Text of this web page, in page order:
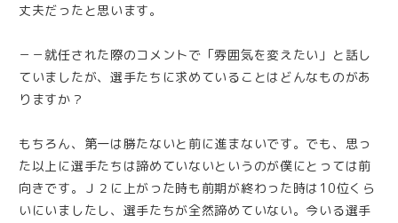
丈夫だったと思います。
－－就任された際のコメントで「雰囲気を変えたい」と話し
ていましたが、選手たちに求めていることはどんなものがあ
りますか？
もちろん、第一は勝たないと前に進まないです。でも、思っ
た以上に選手たちは諦めていないというのが僕にとっては前
向きです。Ｊ２に上がった時も前期が終わった時は10位くら
いにいましたし、選手たちが全然諦めていない。今いる選手